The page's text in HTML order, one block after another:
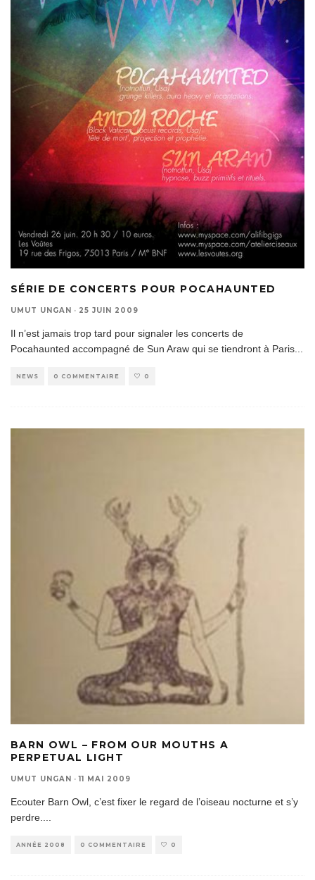
SÉRIE DE CONCERTS POUR POCAHAUNTED
UMUT UNGAN · 25 JUIN 2009
Il n’est jamais trop tard pour signaler les concerts de
Pocahaunted accompagné de Sun Araw qui se tiendront à Paris...
NEWS 0 COMMENTAIRE 0
BARN OWL – FROM OUR MOUTHS A
PERPETUAL LIGHT
UMUT UNGAN · 11 MAI 2009
Ecouter Barn Owl, c’est fixer le regard de l’oiseau nocturne et s’y
perdre.
ANNÉE 2008 0 COMMENTAIRE 0